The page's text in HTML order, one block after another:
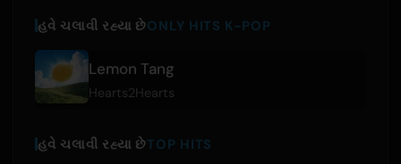
હવે ચલાવી રહ્યા છેONLY HITS K-POP
Lemon Tang
Hearts2Hearts
હવે ચલાવી રહ્યા છેTOP HITS